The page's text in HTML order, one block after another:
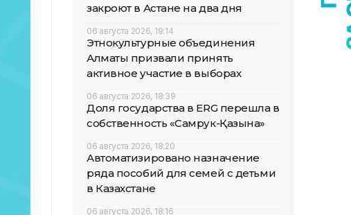
закроют в Астане на два дня
06 августа 2026, 19:14
Этнокультурные объединения
Алматы призвали принять
активное участие в выборах
06 августа 2026, 18:39
Доля государства в ERG перешла в
собственность «Самрук-Қазына»
06 августа 2026, 18:20
Автоматизировано назначение
ряда пособий для семей с детьми
в Казахстане
06 августа 2026, 18:16